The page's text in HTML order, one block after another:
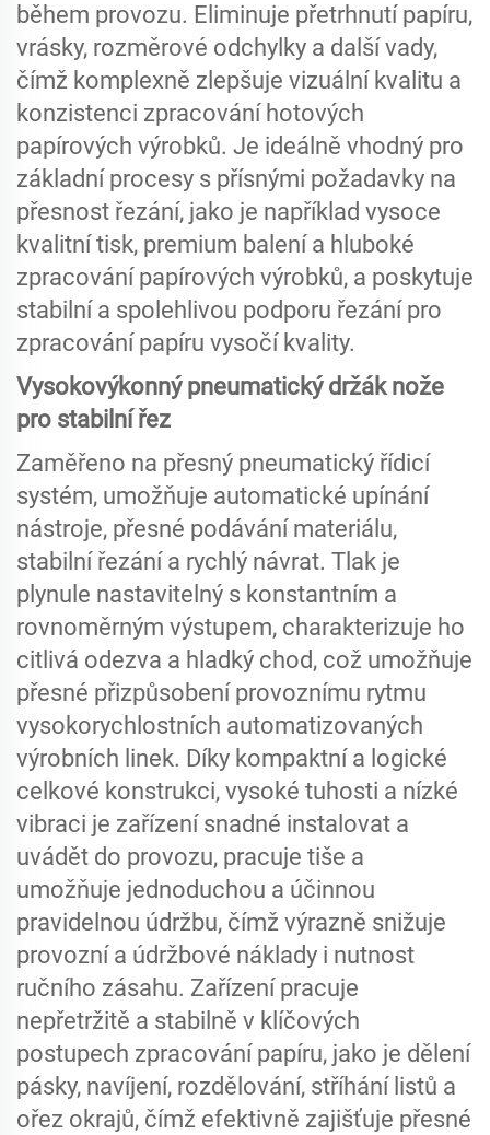
během provozu. Eliminuje přetrhnutí papíru,
vrásky, rozměrové odchylky a další vady,
čímž komplexně zlepšuje vizuální kvalitu a
konzistenci zpracování hotových
papírových výrobků. Je ideálně vhodný pro
základní procesy s přísnými požadavky na
přesnost řezání, jako je například vysoce
kvalitní tisk, premium balení a hluboké
zpracování papírových výrobků, a poskytuje
stabilní a spolehlivou podporu řezání pro
zpracování papíru vysočí kvality.
Vysokovýkonný pneumatický držák nože
pro stabilní řez
Zaměřeno na přesný pneumatický řídicí
systém, umožňuje automatické upínání
nástroje, přesné podávání materiálu,
stabilní řezání a rychlý návrat. Tlak je
plynule nastavitelný s konstantním a
rovnoměrným výstupem, charakterizuje ho
citlivá odezva a hladký chod, což umožňuje
přesné přizpůsobení provoznímu rytmu
vysokorychlostních automatizovaných
výrobních linek. Díky kompaktní a logické
celkové konstrukci, vysoké tuhosti a nízké
vibraci je zařízení snadné instalovat a
uvádět do provozu, pracuje tiše a
umožňuje jednoduchou a účinnou
pravidelnou údržbu, čímž výrazně snižuje
provozní a údržbové náklady i nutnost
ručního zásahu. Zařízení pracuje
nepřetržitě a stabilně v klíčových
postupech zpracování papíru, jako je dělení
pásky, navíjení, rozdělování, stříhání listů a
ořez okrajů, čímž efektivně zajišťuje přesné